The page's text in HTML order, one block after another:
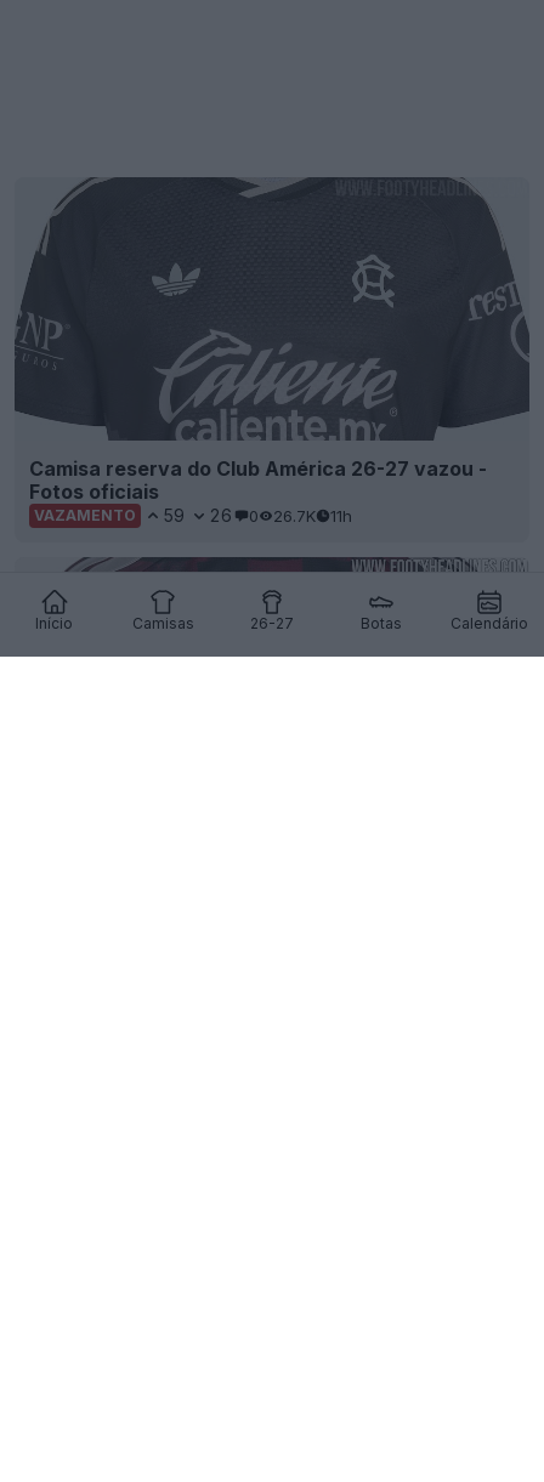
Início Camisas 26-27 Botas Calendário
Camisa reserva do Club América 26-27 vazou -
Fotos oficiais
VAZAMENTO 59 26 0 26.7K 11h